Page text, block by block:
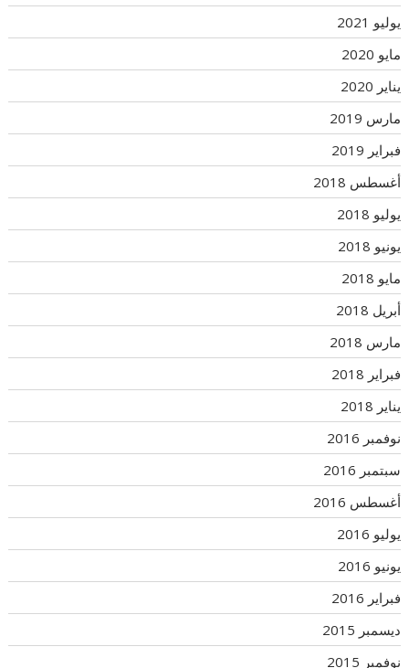
يوليو 2021
مايو 2020
يناير 2020
مارس 2019
فبراير 2019
أغسطس 2018
يوليو 2018
يونيو 2018
مايو 2018
أبريل 2018
مارس 2018
فبراير 2018
يناير 2018
نوفمبر 2016
سبتمبر 2016
أغسطس 2016
يوليو 2016
يونيو 2016
فبراير 2016
ديسمبر 2015
نوفمبر 2015